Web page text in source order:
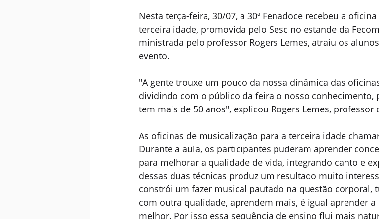
Nesta terça-feira, 30/07, a 30ª Fenadoce recebeu a
terceira idade, promovida pelo Sesc no estande da
ministrada pelo professor Rogers Lemes, atraiu os
evento.
"A gente trouxe um pouco da nossa dinâmica das
dividindo com o público da feira o nosso conhecimento,
tem mais de 50 anos", explicou Rogers Lemes,
As oficinas de musicalização para a terceira idade
Durante a aula, os participantes puderam aprender
para melhorar a qualidade de vida, integrando canto e
dessas duas técnicas produz um resultado muito
constrói um fazer musical pautado na questão corporal,
com outra qualidade, aprendem mais, é igual aprender
melhor. Por isso essa sequência de ensino flui mais